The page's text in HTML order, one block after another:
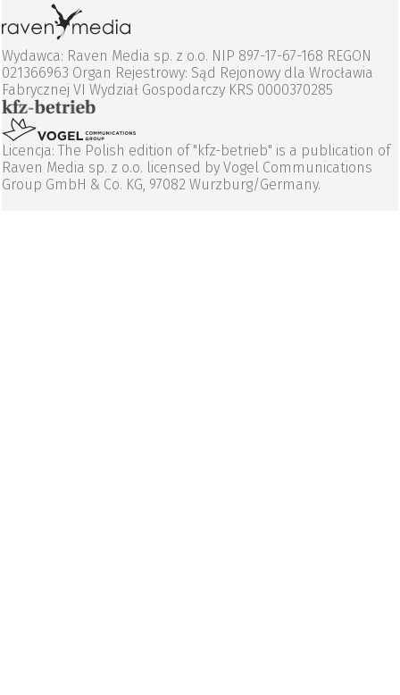
Wydawca: Raven Media sp. z o.o. NIP 897-17-67-168 REGON
021366963 Organ Rejestrowy: Sąd Rejonowy dla Wrocławia
Fabrycznej VI Wydział Gospodarczy KRS 0000370285
Licencja: The Polish edition of "kfz-betrieb" is a publication of
Raven Media sp. z o.o. licensed by Vogel Communications
Group GmbH & Co. KG, 97082 Wurzburg/Germany.